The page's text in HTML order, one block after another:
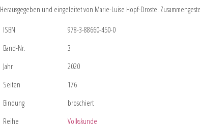
Herausgegeben und eingeleitet von Marie-Luise Hopf-Droste.
ISBN
978-3-88660-450-0
Band-Nr.
3
Jahr
2020
Seiten
176
Bindung
broschiert
Reihe
Volkskunde